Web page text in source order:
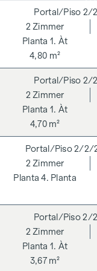
residenciales están
según los criterios
Sostenible (DGNB)
taxonomía de la
sostenible y el
centro de los
independientes
de sostenibilidad.
certificado por el
Sostenible) se
aspectos
página siguiente
ventajas.
COSTES
En aras del buen
que se indique lo
una comisión al
2/
1. Àt
2 Zimmer
4,80 m²
2/
1. Àt
2 Zimmer
4,70 m²
2/2/
4. Planta
2 Zimmer
2/
1. Àt
2 Zimmer
3,67 m²